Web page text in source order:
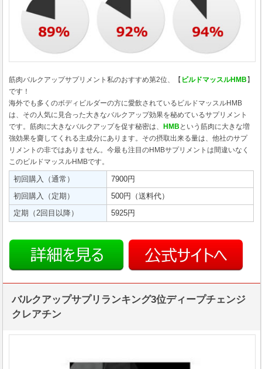
筋肉バルクアップサプリメント私のおすすめ第2位、【 ビルドマッスルHMB 】
です！
海外でも多くのボディビルダーの方に愛飲されているビルドマッスルHMB
は、その人気に見合った大きなバルクアップ効果を秘めているサプリメント
です。筋肉に大きなバルクアップを促す秘密は、
HMB という筋肉に大きな増
強効果を齎してくれる主成分にあります。その摂取出来る量は、他社のサプ
リメントの非ではありません。今最も注目のHMBサプリメントは間違いなく
このビルドマッスルHMBです。
初回購入（通常）
7900円
初回購入（定期）
500円（送料代）
定期（2回目以降）
5925円
バルクアップサプリランキング3位ディープチェンジ
クレアチン